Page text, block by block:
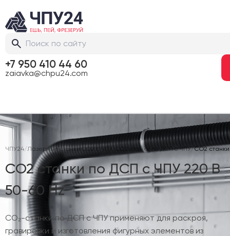
+7 950 410 44 60
zaiavka@chpu24.com
ЧПУ24/Лазерные станки CO2 с ЧПУ CO2 станки по ДСП с ЧПУ/CO2
CO2 станки по ДСП с ЧПУ 220 В
50-60 Hz
CO₂-станки по ДСП с ЧПУ применяют для раскроя,
гравировки и изготовления фигурных элементов из